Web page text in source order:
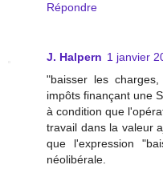
Répondre
J. Halpern 1 janvier
"baisser les
impôts finançant une
à condition que
travail dans la valeur
que l'expression
néolibérale.